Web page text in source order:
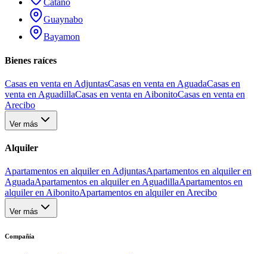
Catano
Guaynabo
Bayamon
Bienes raíces
Casas en venta en AdjuntasCasas en venta en AguadaCasas en
venta en AguadillaCasas en venta en AibonitoCasas en venta en
Arecibo
Ver más
Alquiler
Apartamentos en alquiler en AdjuntasApartamentos en alquiler en
AguadaApartamentos en alquiler en AguadillaApartamentos en
alquiler en AibonitoApartamentos en alquiler en Arecibo
Ver más
Compañía